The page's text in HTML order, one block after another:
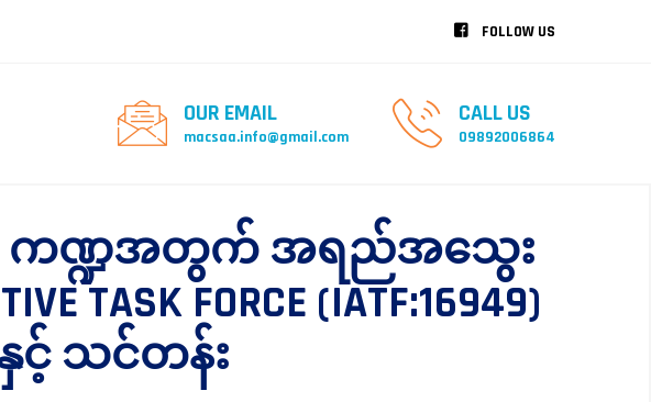
FOLLOW US
OUR EMAIL
macsaa.info@gmail.com
CALL US
09892006864
ကဏ္ဍအတွက် အရည်အသွေး
TASK FORCE (IATF:16949)
င့် သင်တန်း